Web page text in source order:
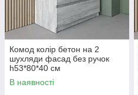
Комод колір бетон на 2
шухляди фасад без ручок
h53*80*40 см
В наявності